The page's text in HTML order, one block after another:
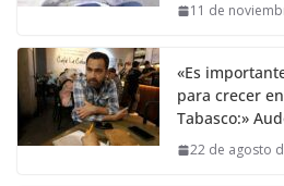
11 de
«Es
para crecer
Tabasco:»
22 de agosto